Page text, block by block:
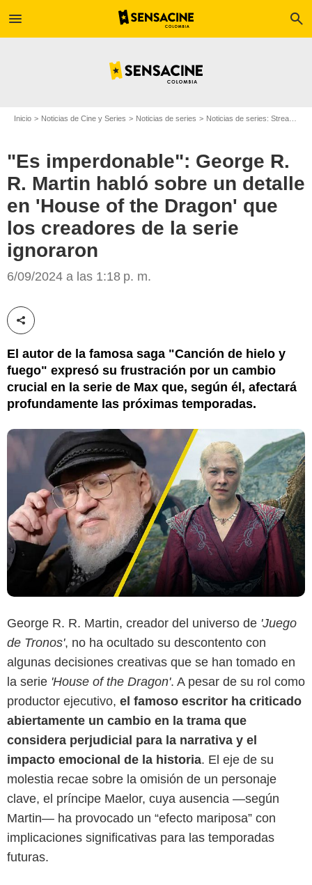
menu search
Inicio Noticias de Cine y Series Noticias de series Noticias de series: Streaming
"Es imperdonable": George R.
R. Martin habló sobre un detalle
en 'House of the Dragon' que
los creadores de la serie
ignoraron
6/09/2024 a las 1:18 p. m.
Compartir esta noticia
El autor de la famosa saga "Canción de hielo y
fuego" expresó su frustración por un cambio
crucial en la serie de Max que, según él, afectará
profundamente las próximas temporadas.
George R. R. Martin, creador del universo de 'Juego
de Tronos', no ha ocultado su descontento con
algunas decisiones creativas que se han tomado en
la serie 'House of the Dragon'. A pesar de su rol como
productor ejecutivo, el famoso escritor ha criticado
abiertamente un cambio en la trama que
considera perjudicial para la narrativa y el
impacto emocional de la historia. El eje de su
molestia recae sobre la omisión de un personaje
clave, el príncipe Maelor, cuya ausencia —según
Martin— ha provocado un “efecto mariposa” con
implicaciones significativas para las temporadas
futuras.